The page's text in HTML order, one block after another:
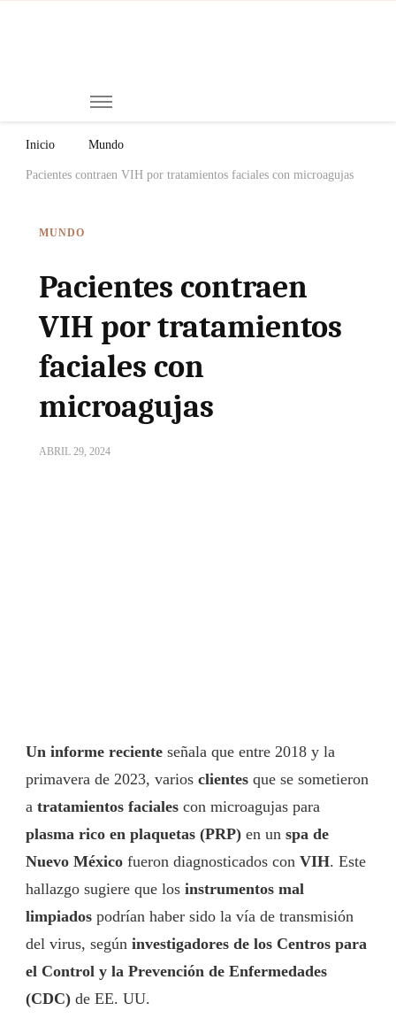
Inicio Mundo
Pacientes contraen VIH por tratamientos faciales con microagujas
MUNDO
Pacientes contraen
VIH por tratamientos
faciales con
microagujas
ABRIL 29, 2024
Un informe reciente señala que entre 2018 y la
primavera de 2023, varios clientes que se sometieron
a tratamientos faciales con microagujas para
plasma rico en plaquetas (PRP) en un spa de
Nuevo México fueron diagnosticados con VIH. Este
hallazgo sugiere que los instrumentos mal
limpiados podrían haber sido la vía de transmisión
del virus, según investigadores de los Centros para
el Control y la Prevención de Enfermedades
(CDC) de EE. UU.